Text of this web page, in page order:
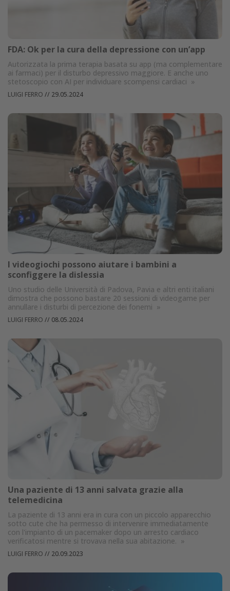
FDA: Ok per la cura della depressione con un’app
Autorizzata la prima terapia basata su app (ma complementare
ai farmaci) per il disturbo depressivo maggiore. E anche uno
stetoscopio con AI per individuare scompensi cardiaci »
LUIGI FERRO // 29.05.2024
I videogiochi possono aiutare i bambini a
sconfiggere la dislessia
Uno studio delle Università di Padova, Pavia e altri enti italiani
dimostra che possono bastare 20 sessioni di videogame per
annullare i disturbi di percezione dei fonemi »
LUIGI FERRO // 08.05.2024
Una paziente di 13 anni salvata grazie alla
telemedicina
La paziente di 13 anni era in cura con un piccolo apparecchio
sotto cute che ha permesso di intervenire immediatamente
con l'impianto di un pacemaker dopo un arresto cardiaco
verificatosi mentre si trovava nella sua abitazione. »
LUIGI FERRO // 20.09.2023